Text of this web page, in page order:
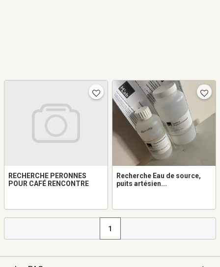
RECHERCHE PERONNES
POUR CAFÉ RENCONTRE
Recherche Eau de source,
puits artésien...
1